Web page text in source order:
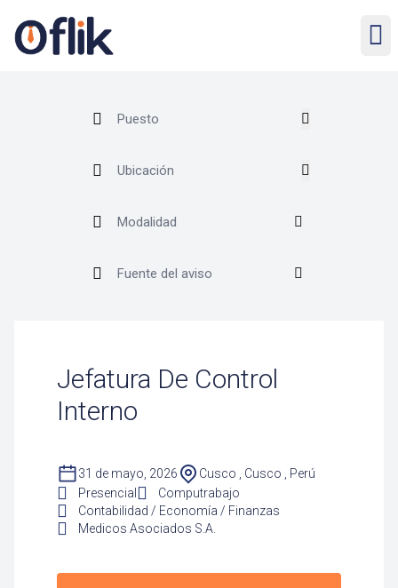
Jefatura De Control
Interno
31 de mayo, 2026
Cusco , Cusco , Perú
Presencial
Computrabajo
Contabilidad / Economía / Finanzas
Medicos Asociados S.A.